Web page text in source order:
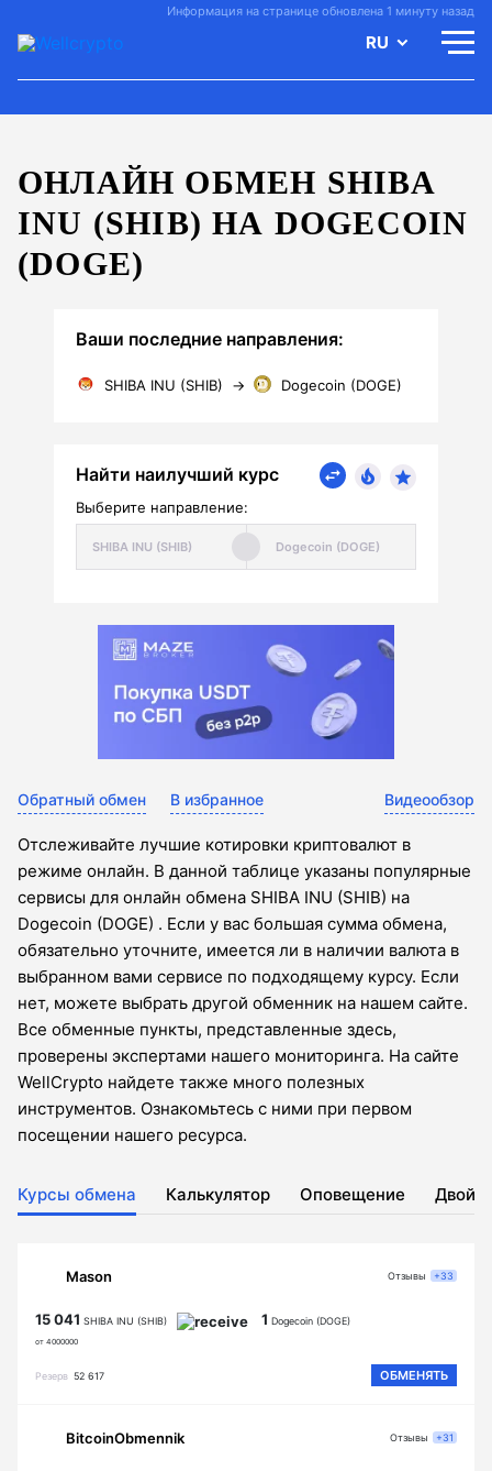
Информация на странице обновлена 1 минуту назад
RU
ОНЛАЙН ОБМЕН SHIBA
INU (SHIB) НА DOGECOIN
(DOGE)
Ваши последние направления:
SHIBA INU (SHIB) → Dogecoin (DOGE)
Найти наилучший курс
Выберите направление:
Обратный обмен В избранное Видеообзор
Отслеживайте лучшие котировки криптовалют в
режиме онлайн. В данной таблице указаны популярные
сервисы для онлайн обмена SHIBA INU (SHIB) на
Dogecoin (DOGE) . Если у вас большая сумма обмена,
обязательно уточните, имеется ли в наличии валюта в
выбранном вами сервисе по подходящему курсу. Если
нет, можете выбрать другой обменник на нашем сайте.
Все обменные пункты, представленные здесь,
проверены экспертами нашего мониторинга. На сайте
WellCrypto найдете также много полезных
инструментов. Ознакомьтесь с ними при первом
посещении нашего ресурса.
Курсы обмена Калькулятор Оповещение
Mason
15 041 SHIBA INU (SHIB)
от 4000000
1 Dogecoin (DOGE)
Резерв 52 617 ОБМЕНЯТЬ
Отзывы +33
BitcoinObmennik Отзывы +31